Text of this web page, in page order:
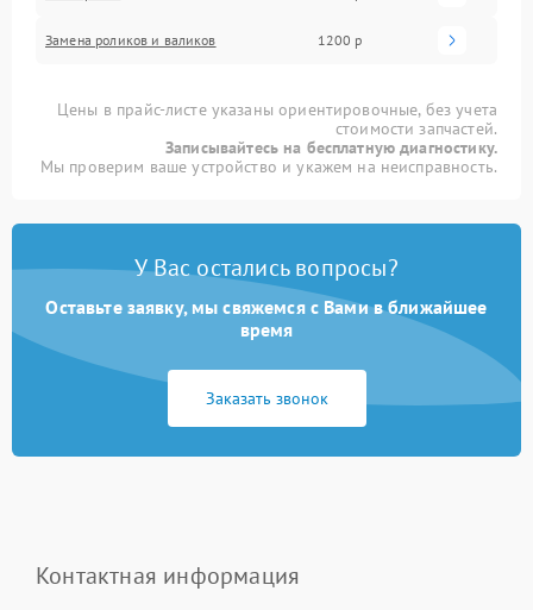
Замена роликов и валиков 1200 р
Цены в прайс-листе указаны ориентировочные, без учета
стоимости запчастей.
Записывайтесь на бесплатную диагностику.
Мы проверим ваше устройство и укажем на неисправность.
У Вас остались вопросы?
Оставьте заявку, мы свяжемся с Вами в ближайшее
время
Заказать звонок
Контактная информация